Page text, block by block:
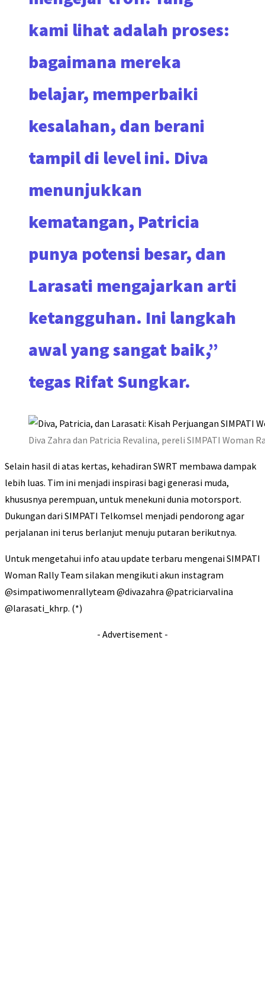
kami lihat adalah proses:
bagaimana mereka
belajar, memperbaiki
kesalahan, dan berani
tampil di level ini. Diva
menunjukkan
kematangan, Patricia
punya potensi besar, dan
Larasati mengajarkan arti
ketangguhan. Ini langkah
awal yang sangat baik,”
tegas Rifat Sungkar.
Diva Zahra dan Patricia Revalina, pereli SIMPATI Woman
Selain hasil di atas kertas, kehadiran SWRT membawa dampak
lebih luas. Tim ini menjadi inspirasi bagi generasi muda,
khususnya perempuan, untuk menekuni dunia motorsport.
Dukungan dari SIMPATI Telkomsel menjadi pendorong agar
perjalanan ini terus berlanjut menuju putaran berikutnya.
Untuk mengetahui info atau update terbaru mengenai SIMPATI
Woman Rally Team silakan mengikuti akun instagram
@simpatiwomenrallyteam @divazahra @patriciarvalina
@larasati_khrp. (*)
- Advertisement -